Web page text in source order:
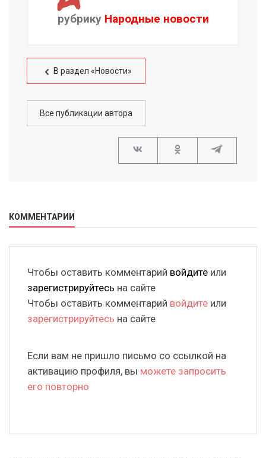
рубрику Народные новости
В раздел «Новости»
Все публикации автора
КОММЕНТАРИИ
Чтобы оставить комментарий войдите или
зарегистрируйтесь на сайте
Чтобы оставить комментарий войдите или
зарегистрируйтесь на сайте
Если вам не пришло письмо со ссылкой на
активацию профиля, вы можете запросить
его повторно